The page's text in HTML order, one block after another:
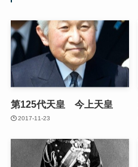
第125代天皇 今上天皇
2017-11-23